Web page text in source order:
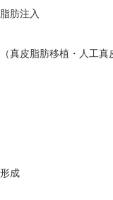
肪注入
真皮脂肪移植・人工真
成